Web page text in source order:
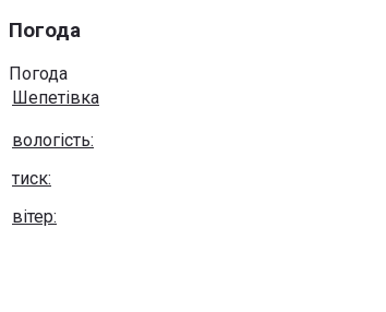
Погода
Погода
Шепетівка
вологість:
тиск:
вітер: